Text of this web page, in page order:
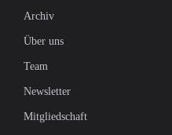
Archiv
Über uns
Team
Newsletter
Mitgliedschaft